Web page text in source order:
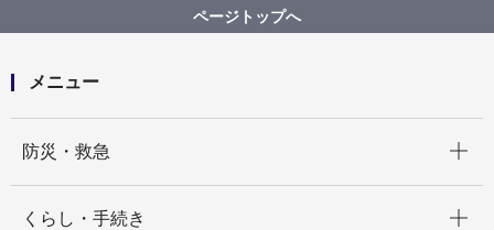
新型コロナウイルス感染症による新たな市内の患者確
認について
ページトップへ
メニュー
防災・救急
くらし・手続き